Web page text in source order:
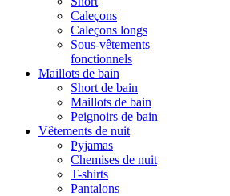
Caleçons
Caleçons longs
Sous-vêtements
fonctionnels
Maillots de bain
Short de bain
Maillots de bain
Peignoirs de bain
Vêtements de nuit
Pyjamas
Chemises de nuit
T-shirts
Pantalons